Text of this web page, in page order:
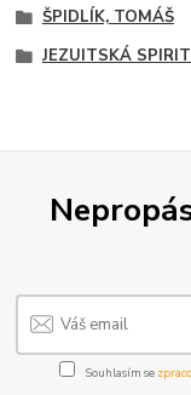
ŠPIDLÍK, TOMÁŠ
JEZUITSKÁ
Souhlasím se